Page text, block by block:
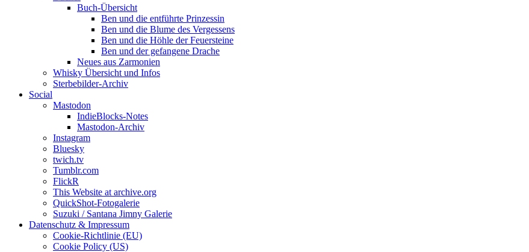
Buch-Übersicht
Ben und die entführte Prinzessin
Ben und die Blume des Vergessens
Ben und die Höhle der Feuersteine
Ben und der gefangene Drache
Neues aus Zarmonien
Whisky Übersicht und Infos
Sterbebilder-Archiv
Social
Mastodon
IndieBlocks-Notes
Mastodon-Archiv
Instagram
Bluesky
twich.tv
Tumblr.com
FlickR
This Website at archive.org
QuickShot-Fotogalerie
Suzuki / Santana Jimny Galerie
Datenschutz & Impressum
Cookie-Richtlinie (EU)
Cookie Policy (US)